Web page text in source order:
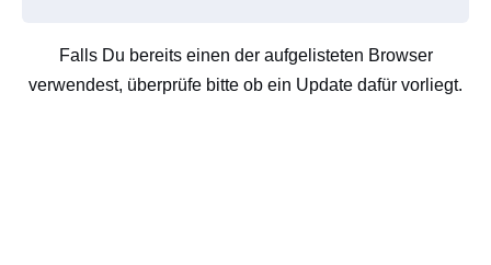
Falls Du bereits einen der aufgelisteten Browser
verwendest, überprüfe bitte ob ein Update dafür vorliegt.